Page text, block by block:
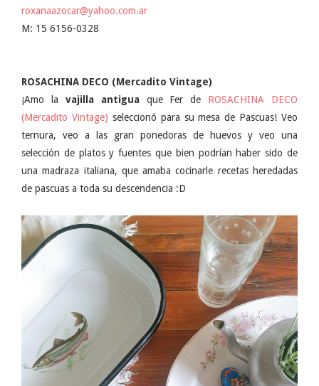
roxanaazocar@yahoo.com.ar
M: 15 6156-0328
ROSACHINA DECO (Mercadito Vintage)
¡Amo la vajilla antiguaque Fer de ROSACHINA DECO
(Mercadito Vintage) seleccionó para su mesa de Pascuas! Veo
ternura, veo a las gran ponedoras de huevos y veo una
selección de platos y fuentes que bien podrían haber sido de
una madraza italiana, que amaba cocinarle recetas heredadas
de pascuas a toda su descendencia :D